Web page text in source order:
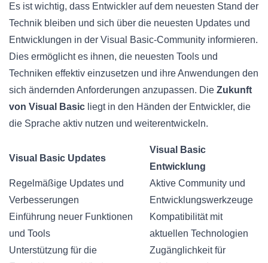
Es ist wichtig, dass Entwickler auf dem neuesten Stand der
Technik bleiben und sich über die neuesten Updates und
Entwicklungen in der Visual Basic-Community informieren.
Dies ermöglicht es ihnen, die neuesten Tools und
Techniken effektiv einzusetzen und ihre Anwendungen den
sich ändernden Anforderungen anzupassen. Die Zukunft
von Visual Basic liegt in den Händen der Entwickler, die
die Sprache aktiv nutzen und weiterentwickeln.
Visual Basic Updates
Visual Basic
Entwicklung
Regelmäßige Updates und
Verbesserungen
Aktive Community und
Entwicklungswerkzeuge
Einführung neuer Funktionen
und Tools
Kompatibilität mit
aktuellen Technologien
Unterstützung für die
Zugänglichkeit für